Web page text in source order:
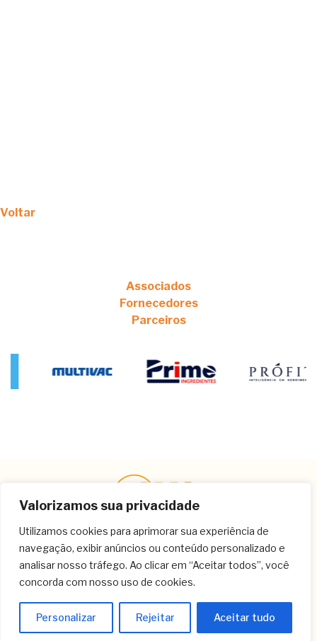
Valorizamos sua privacidade
Utilizamos cookies para aprimorar sua experiência de
navegação, exibir anúncios ou conteúdo personalizado e
analisar nosso tráfego. Ao clicar em “Aceitar todos”, você
concorda com nosso uso de cookies.
Personalizar Rejeitar Aceitar tudo
Voltar
Associados
Fornecedores
Parceiros
Contato
(11) 3259-8266